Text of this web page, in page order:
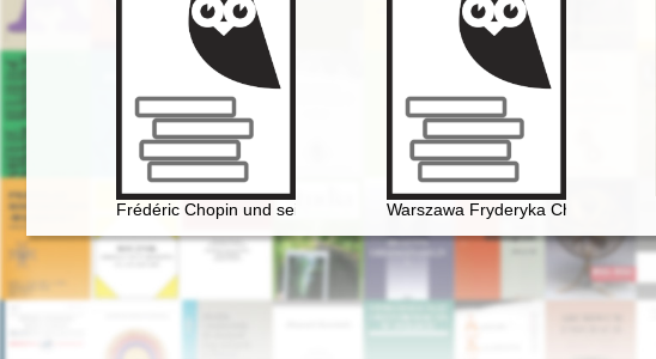
Frédéric Chopin und seine Zeit Warszawa Fryderyka Chopina